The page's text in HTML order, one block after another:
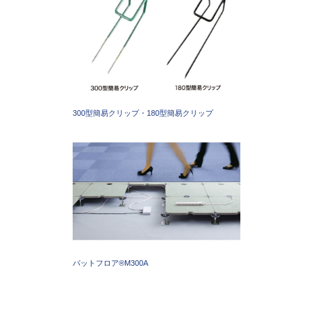
300型簡易クリップ・180型簡易クリップ
パットフロア®M300A